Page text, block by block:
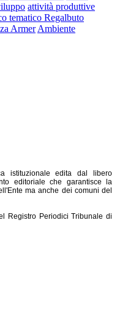
attività produttive
tematico Regalbuto
Armer Ambiente
istituzionale edita dal libero
editoriale che garantisce la
ma anche dei comuni del
Registro Periodici Tribunale di